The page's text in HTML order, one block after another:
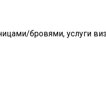
бровями, услуги